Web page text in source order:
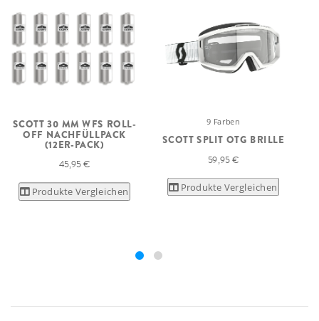
SCOTT 30 MM WFS ROLL-
OFF NACHFÜLLPACK
(12ER-PACK)
45,95 €
Produkte Vergleichen
9 Farben
SCOTT SPLIT OTG BRILLE
59,95 €
Produkte Vergleichen